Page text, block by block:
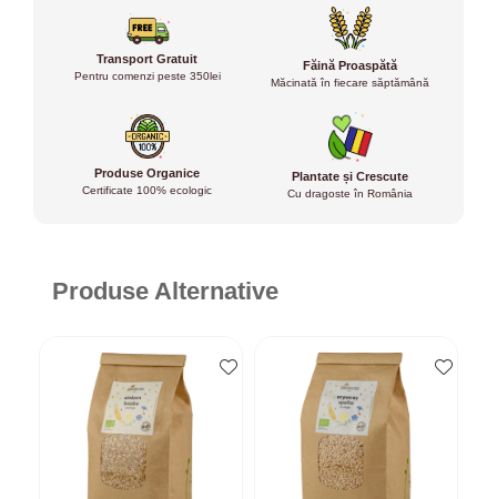
Transport Gratuit
Pentru comenzi peste 350lei
Făină Proaspătă
Măcinată în fiecare săptămână
Produse Organice
Certificate 100% ecologic
Plantate și Crescute
Cu dragoste în România
Produse Alternative